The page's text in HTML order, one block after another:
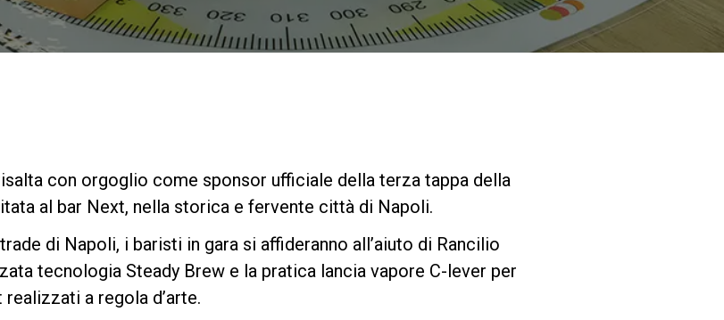
con orgoglio come sponsor ufficiale della terza tappa della
al bar Next, nella storica e fervente città di Napoli.
di Napoli, i baristi in gara si affideranno all’aiuto di Rancilio
tecnologia Steady Brew e la pratica lancia vapore C-lever per
a regola d’arte.
Connect